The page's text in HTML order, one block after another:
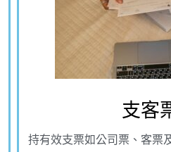
支客
持有效支票如公司票、客票